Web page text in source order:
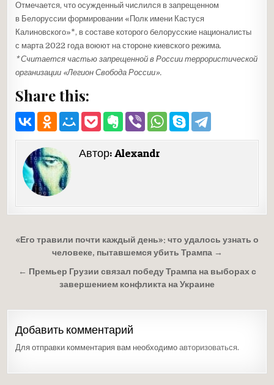
Отмечается, что осужденный числился в запрещенном
в Белоруссии формировании «Полк имени Кастуся
Калиновского»*, в составе которого белорусские националисты
с марта 2022 года воюют на стороне киевского режима.
* Считается частью запрещенной в России террористической
организации «Легион Свобода России».
Share this:
Автор:Alexandr
Навигация
записям
«Его травили почти каждый день»: что удалось узнать о
человеке, пытавшемся убить Трампа →
← Премьер Грузии связал победу Трампа на выборах с
завершением конфликта на Украине
Добавить комментарий
Для отправки комментария вам необходимоавторизоваться.